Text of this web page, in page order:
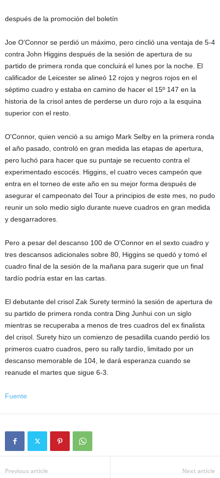
después de la promoción del boletín
Joe O'Connor se perdió un máximo, pero cinclió una ventaja de 5-4
contra John Higgins después de la sesión de apertura de su
partido de primera ronda que concluirá el lunes por la noche. El
calificador de Leicester se alineó 12 rojos y negros rojos en el
séptimo cuadro y estaba en camino de hacer el 15º 147 en la
historia de la crisol antes de perderse un duro rojo a la esquina
superior con el resto.
O'Connor, quien venció a su amigo Mark Selby en la primera ronda
el año pasado, controló en gran medida las etapas de apertura,
pero luchó para hacer que su puntaje se recuento contra el
experimentado escocés. Higgins, el cuatro veces campeón que
entra en el torneo de este año en su mejor forma después de
asegurar el campeonato del Tour a principios de este mes, no pudo
reunir un solo medio siglo durante nueve cuadros en gran medida
y desgarradores.
Pero a pesar del descanso 100 de O'Connor en el sexto cuadro y
tres descansos adicionales sobre 80, Higgins se quedó y tomó el
cuadro final de la sesión de la mañana para sugerir que un final
tardío podría estar en las cartas.
El debutante del crisol Zak Surety terminó la sesión de apertura de
su partido de primera ronda contra Ding Junhui con un siglo
mientras se recuperaba a menos de tres cuadros del ex finalista
del crisol. Surety hizo un comienzo de pesadilla cuando perdió los
primeros cuatro cuadros, pero su rally tardío, limitado por un
descanso memorable de 104, le dará esperanza cuando se
reanude el martes que sigue 6-3.
Fuente
Previous article Next article